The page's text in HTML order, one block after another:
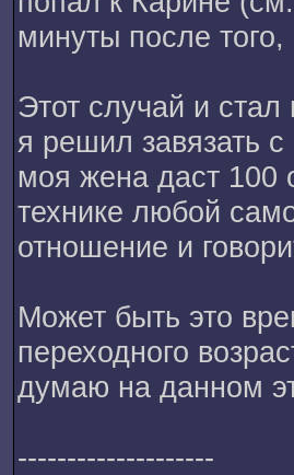
минуты после того,
Этот случай и
я решил завязать
моя жена даст 100
технике любой
отношение и
Может быть это
переходного
думаю на данном
--------------------